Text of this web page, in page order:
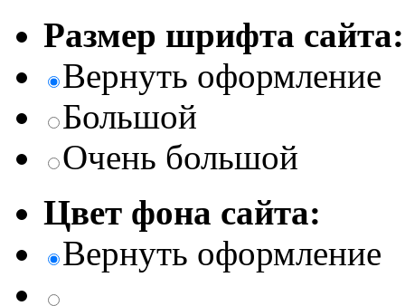
Размер шрифта сайта:
Вернуть оформление
Большой
Очень большой
Цвет фона сайта:
Вернуть оформление